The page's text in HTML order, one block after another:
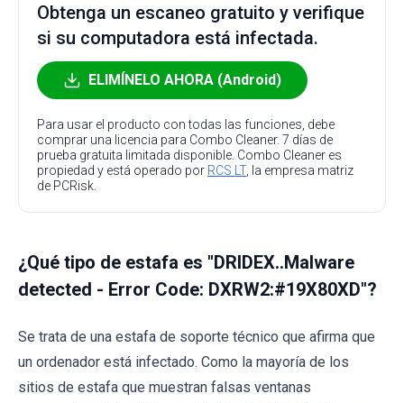
Obtenga un escaneo gratuito y verifique
si su computadora está infectada.
ELIMÍNELO AHORA (Android)
Para usar el producto con todas las funciones, debe
comprar una licencia para Combo Cleaner. 7 días de
prueba gratuita limitada disponible. Combo Cleaner es
propiedad y está operado por RCS LT, la empresa matriz
de PCRisk.
¿Qué tipo de estafa es "DRIDEX..Malware
detected - Error Code: DXRW2:#19X80XD"?
Se trata de una estafa de soporte técnico que afirma que
un ordenador está infectado. Como la mayoría de los
sitios de estafa que muestran falsas ventanas